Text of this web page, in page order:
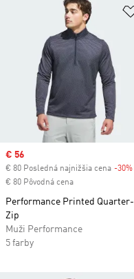
Sale price
€ 56
€ 80 Posledná najnižšia cena -30%
€ 80 Pôvodná cena
Performance Printed Quarter-
Zip
Muži Performance
5 farby